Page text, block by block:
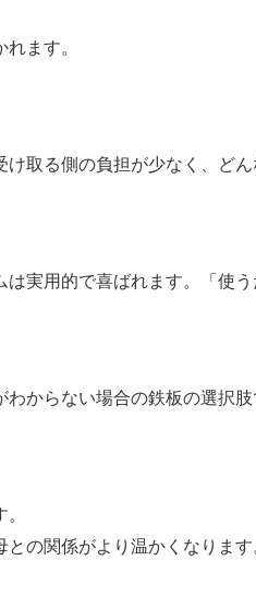
ます。
取る側の負担が少なく、どん
実用的で喜ばれます。「使
からない場合の鉄板の選択
の関係がより温かくなります